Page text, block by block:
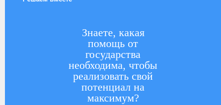
Знаете, какая
помощь от
государства
необходима, чтобы
реализовать свой
потенциал на
максимум?